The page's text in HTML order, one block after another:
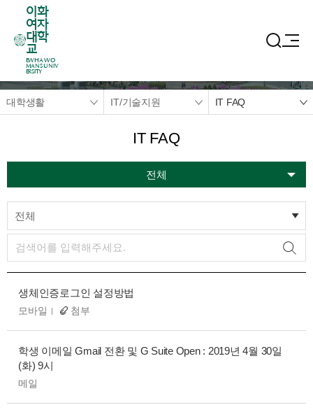
이화
여자
대학
교
EWHA WO
MANS UNIV
ERSITY
대학생활 IT/기술지원 IT FAQ
IT FAQ
전체
전체
생체인증로그인 설정방법
모바일 첨부
학생 이메일 Gmail 전환 및 G Suite Open : 2019년 4월 30일
(화) 9시
메일